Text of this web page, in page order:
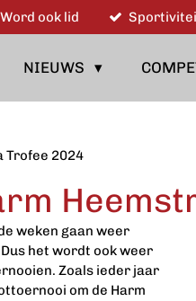
Word ook lid
NIEUWS
Trofee 2024
weken gaan weer
het wordt ook weer
Zoals ieder jaar
om de Harm